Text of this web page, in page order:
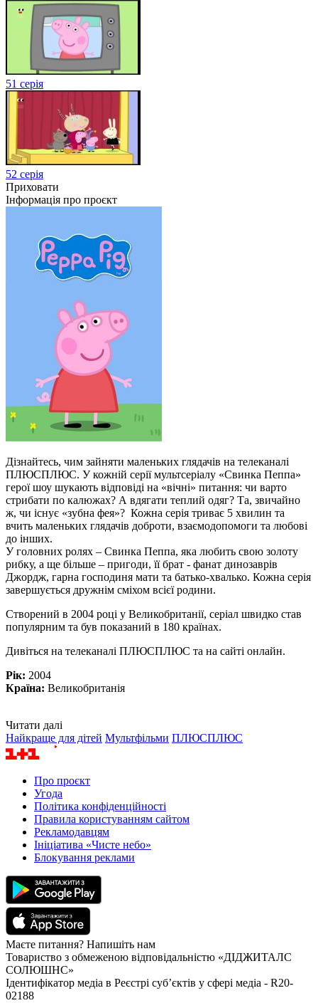
51 серія
52 серія
Приховати
Інформація про проєкт
Дізнайтесь, чим зайняти маленьких глядачів на телеканалі
ПЛЮСПЛЮС. У кожній серії мультсеріалу «Свинка Пеппа»
герої шоу шукають відповіді на «вічні» питання: чи варто
стрибати по калюжах? А вдягати теплий одяг? Та, звичайно
ж, чи існує «зубна фея»? Кожна серія триває 5 хвилин та
вчить маленьких глядачів доброти, взаємодопомоги та любові
до інших.
У головних ролях – Свинка Пеппа, яка любить свою золоту
рибку, а ще більше – пригоди, її брат - фанат динозаврів
Джордж, гарна господиня мати та батько-хвалько. Кожна серія
завершується дружнім сміхом всієї родини.
Створений в 2004 році у Великобританії, серіал швидко став
популярним та був показаний в 180 країнах.
Дивіться на телеканалі ПЛЮСПЛЮС та на сайті онлайн.
Рік: 2004
Країна: Великобританія
Читати далі
Найкраще для дітей Мультфільми ПЛЮСПЛЮС
Про проєкт
Угода
Політика конфіденційності
Правила користуванням сайтом
Рекламодавцям
Ініціатива «Чисте небо»
Блокування реклами
Маєте питання? Напишіть нам
Товариство з обмеженою відповідальністю «ДІДЖИТАЛС
СОЛЮШНС»
Ідентифікатор медіа в Реєстрі суб’єктів у сфері медіа - R20-
02188